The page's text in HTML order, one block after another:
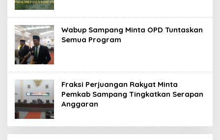
Wabup Sampang Minta OPD Tuntaskan
Semua Program
Fraksi Perjuangan Rakyat Minta
Pemkab Sampang Tingkatkan Serapan
Anggaran